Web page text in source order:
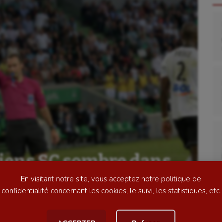
En visitant notre site, vous acceptez notre politique de
confidentialité concernant les cookies, le suivi, les statistiques, etc.
Kayak-polo
Korfbal
Longue paume
Natation artistique
SC sombre dans